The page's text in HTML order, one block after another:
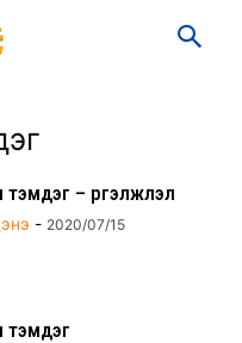
– Үргэлжлэл
- 2020/07/15